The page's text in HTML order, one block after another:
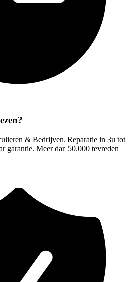
& Bedrijven. Reparatie in 3u tot
garantie. Meer dan 50.000 tevreden